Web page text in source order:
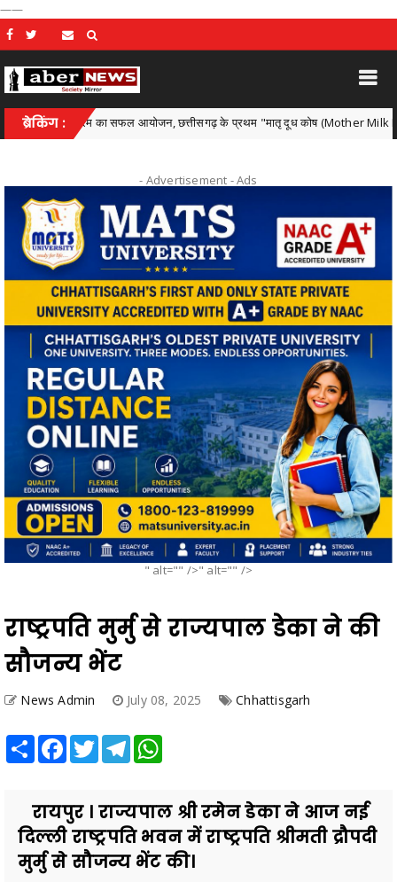
——
ब्रेकिंग :
कार्यक्रम का सफल आयोजन, छत्तीसगढ़ के प्रथम "मातृ दूध कोष (Mother Milk Bank)" की
- Advertisement -Ads
" alt="" />" alt="" />
राष्ट्रपति मुर्मु से राज्यपाल डेका ने की
सौजन्य भेंट
News Admin July 08, 2025 Chhattisgarh
Share Facebook
TwitterTelegram
रायपुर । राज्यपाल श्री रमेन डेका ने आज नई
दिल्ली राष्ट्रपति भवन में राष्ट्रपति श्रीमती द्रौपदी
मुर्मु से सौजन्य भेंट की।